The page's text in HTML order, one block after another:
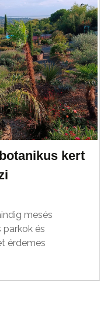
kert
mesés
parkok és
érdemes